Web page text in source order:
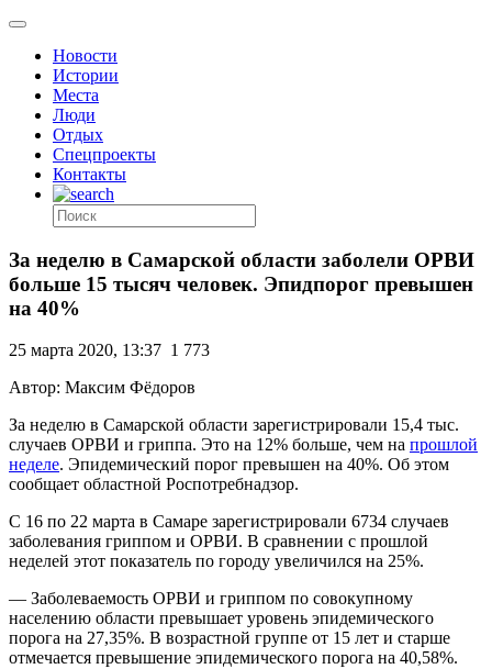
Новости
Истории
Места
Люди
Отдых
Спецпроекты
Контакты
За неделю в Самарской области заболели ОРВИ
больше 15 тысяч человек. Эпидпорог превышен
на 40%
25 марта 2020, 13:37 1 773
Автор: Максим Фёдоров
За неделю в Самарской области зарегистрировали 15,4 тыс.
случаев ОРВИ и гриппа. Это на 12% больше, чем на прошлой
неделе. Эпидемический порог превышен на 40%. Об этом
сообщает областной Роспотребнадзор.
С 16 по 22 марта в Самаре зарегистрировали 6734 случаев
заболевания гриппом и ОРВИ. В сравнении с прошлой
неделей этот показатель по городу увеличился на 25%.
— Заболеваемость ОРВИ и гриппом по совокупному
населению области превышает уровень эпидемического
порога на 27,35%. В возрастной группе от 15 лет и старше
отмечается превышение эпидемического порога на 40,58%.